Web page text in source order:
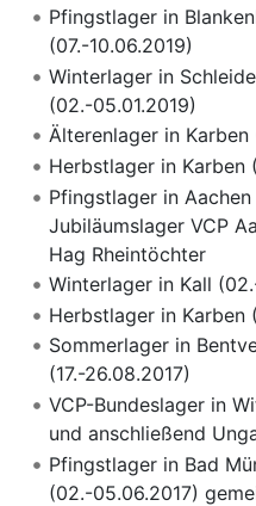
Pfingstlager in
(07.-10.06.2019)
Winterlager in
(02.-05.01.2019)
Älterenlager in Karben
Herbstlager in Karben
Pfingstlager in Aachen
Jubiläumslager VCP
Hag Rheintöchter
Winterlager in Kall
Herbstlager in Karben
Sommerlager in
(17.-26.08.2017)
VCP-Bundeslager in
und anschließend
Pfingstlager in Bad
(02.-05.06.2017)